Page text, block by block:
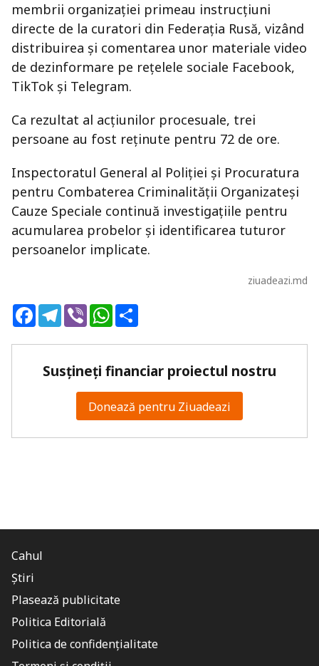
membrii organizației primeau instrucțiuni
directe de la curatori din Federația Rusă, vizând
distribuirea și comentarea unor materiale video
de dezinformare pe rețelele sociale Facebook,
TikTok și Telegram.
Ca rezultat al acțiunilor procesuale, trei
persoane au fost reținute pentru 72 de ore.
Inspectoratul General al Poliției și Procuratura
pentru Combaterea Criminalității Organizateși
Cauze Speciale continuă investigațiile pentru
acumularea probelor și identificarea tuturor
persoanelor implicate.
ziuadeazi.md
FacebookTelegram
ViberWhatsApp
Susțineți financiar proiectul nostru
Donează pentru Ziuadeazi
Cahul
Știri
Plasează publicitate
Politica Editorială
Politica de confidențialitate